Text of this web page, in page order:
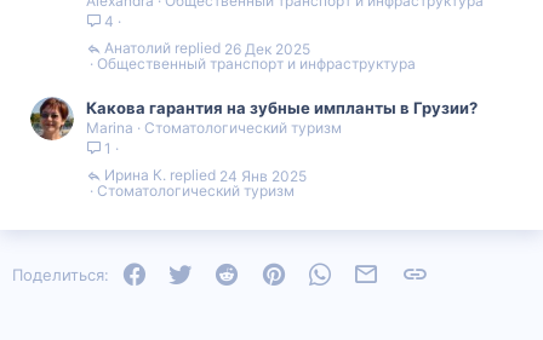
4
Общественный транспорт и инфраструктура
26 Дек 2025
Анатолий
Какова гарантия на зубные импланты в Грузии?
Marina
Стоматологический туризм
1
Стоматологический туризм
24 Янв 2025
Ирина К.
Поделиться: FacebookTwitter Reddit PinterestWhatsAppЭлектронная почта